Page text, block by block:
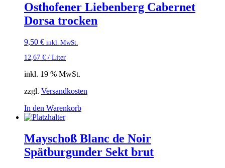
Osthofener Liebenberg Cabernet
Dorsa trocken
9,50 € inkl. MwSt.
12,67 € / Liter
inkl. 19 % MwSt.
zzgl. Versandkosten
In den Warenkorb
Mayschoß Blanc de Noir
Spätburgunder Sekt brut